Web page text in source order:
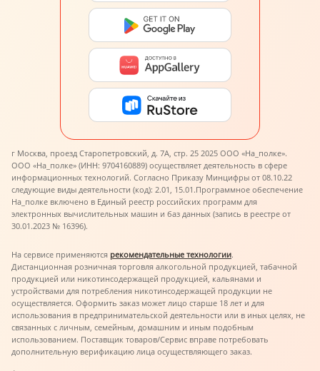
г Москва, проезд Старопетровский, д. 7А, стр. 25 2025 ООО «На_полке».
ООО «На_полке» (ИНН: 9704160889) осуществляет деятельность в сфере
информационных технологий. Согласно Приказу Минцифры от 08.10.22
следующие виды деятельности (код): 2.01, 15.01.Программное обеспечение
На_полке включено в Единый реестр российских программ для
электронных вычислительных машин и баз данных (запись в реестре от
30.01.2023 № 16396).
На сервисе применяются рекомендательные технологии.
Дистанционная розничная торговля алкогольной продукцией, табачной
продукцией или никотинсодержащей продукцией, кальянами и
устройствами для потребления никотинсодержащей продукции не
осуществляется. Оформить заказ может лицо старше 18 лет и для
использования в предпринимательской деятельности или в иных целях, не
связанных с личным, семейным, домашним и иным подобным
использованием. Поставщик товаров/Сервис вправе потребовать
дополнительную верификацию лица осуществляющего заказ.